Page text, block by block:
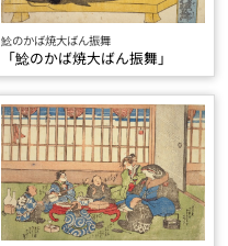
鯰のかば焼大ばん振舞
「鯰のかば焼大ばん振舞」